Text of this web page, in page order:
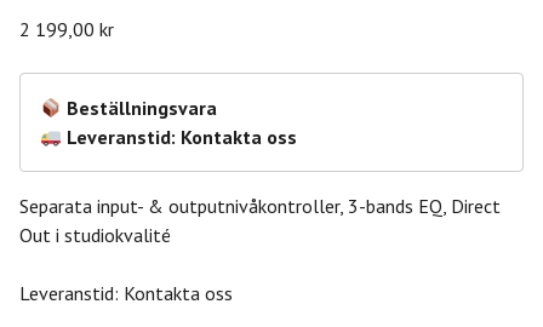
2 199,00 kr
Beställningsvara
Leveranstid: Kontakta oss
Separata input- & outputnivåkontroller, 3-bands EQ, Direct
Out i studiokvalité
Leveranstid: Kontakta oss